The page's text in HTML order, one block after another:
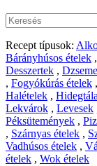
Recept típusok:
Bárányhúsos ételek ,
Desszertek ,
, Fogyókúrás ételek ,
Halételek ,
Lekvárok , Levesek
Péksütemények ,
, Szárnyas ételek ,
Vadhúsos ételek ,
ételek , Wok ételek